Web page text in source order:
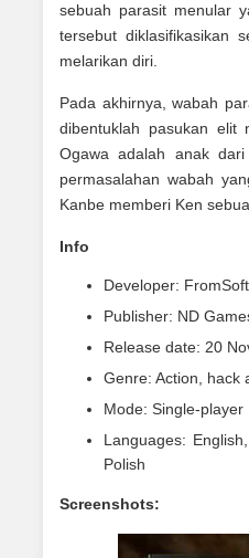
sebuah parasit menular
tersebut diklasifikasikan
melarikan diri.
Pada akhirnya, wabah
dibentuklah pasukan elit
Ogawa adalah anak
permasalahan wabah
Kanbe memberi Ken
Info
Developer:
Publisher: ND
Release date: 20
Genre: Action, hack
Mode: Single-player
Languages:
Polish
Screenshots: